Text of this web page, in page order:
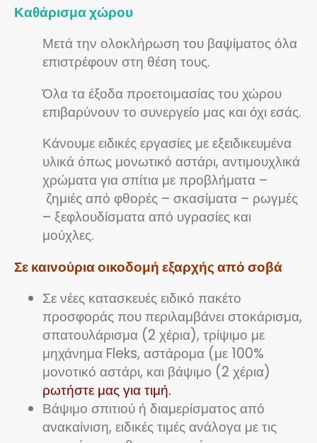
Καθάρισμα χώρου
Μετά την ολοκλήρωση του βαψίματος όλα
επιστρέφουν στη θέση τους.
Όλα τα έξοδα προετοιμασίας του χώρου
επιβαρύνουν το συνεργείο μας και όχι εσάς.
Κάνουμε ειδικές εργασίες με εξειδικευμένα
υλικά όπως μονωτικό αστάρι, αντιμουχλικά
χρώματα για σπίτια με προβλήματα –
ζημιές από φθορές – σκασίματα – ρωγμές
– ξεφλουδίσματα από υγρασίες και
μούχλες.
Σε καινούρια οικοδομή εξαρχής από σοβά
Σε νέες κατασκευές ειδικό πακέτο
προσφοράς που περιλαμβάνει στοκάρισμα,
σπατουλάρισμα (2 χέρια), τρίψιμο με
μηχάνημα Fleks, αστάρομα (με 100%
μονοτικό αστάρι, και βάψιμο (2 χέρια)
ρωτήστε μας για τιμή.
Βάψιμο σπιτιού ή διαμερίσματος από
ανακαίνιση, ειδικές τιμές ανάλογα με τις